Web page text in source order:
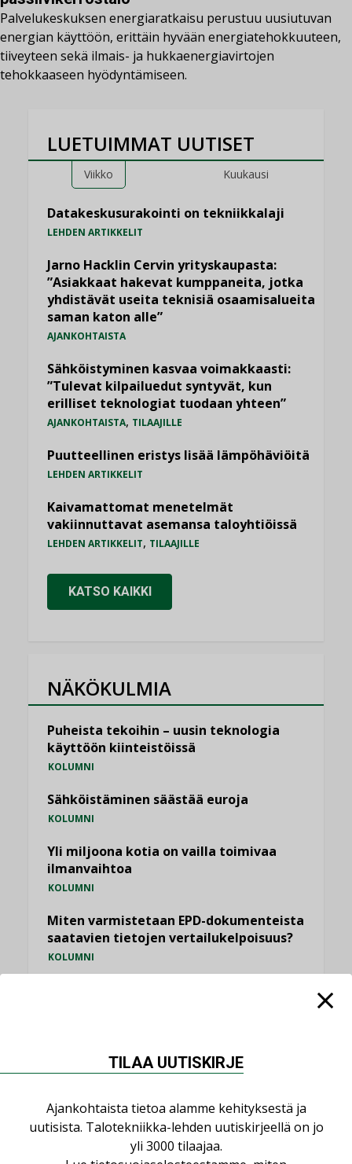
Palvelukeskuksen energiaratkaisu perustuu uusiutuvan
energian käyttöön, erittäin hyvään energiatehokkuuteen,
tiiveyteen sekä ilmais- ja hukkaenergiavirtojen
tehokkaaseen hyödyntämiseen.
LUETUIMMAT UUTISET
Viikko Kuukausi
Datakeskusurakointi on tekniikkalaji
LEHDEN ARTIKKELIT
Jarno Hacklin Cervin yrityskaupasta:
”Asiakkaat hakevat kumppaneita, jotka
yhdistävät useita teknisiä osaamisalueita
saman katon alle”
AJANKOHTAISTA
Sähköistyminen kasvaa voimakkaasti:
”Tulevat kilpailuedut syntyvät, kun
erilliset teknologiat tuodaan yhteen”
AJANKOHTAISTA, TILAAJILLE
Puutteellinen eristys lisää lämpöhäviöitä
LEHDEN ARTIKKELIT
Kaivamattomat menetelmät
vakiinnuttavat asemansa taloyhtiöissä
LEHDEN ARTIKKELIT, TILAAJILLE
KATSO KAIKKI
NÄKÖKULMIA
Puheista tekoihin – uusin teknologia
käyttöön kiinteistöissä
KOLUMNI
Sähköistäminen säästää euroja
KOLUMNI
Yli miljoona kotia on vailla toimivaa
ilmanvaihtoa
KOLUMNI
Miten varmistetaan EPD-dokumenteista
saatavien tietojen vertailukelpoisuus?
KOLUMNI
KATSO KAIKKI
TILAA UUTISKIRJE
Ajankohtaista tietoa alamme kehityksestä ja
uutisista. Talotekniikka-lehden uutiskirjeellä on jo
yli 3000 tilaajaa.